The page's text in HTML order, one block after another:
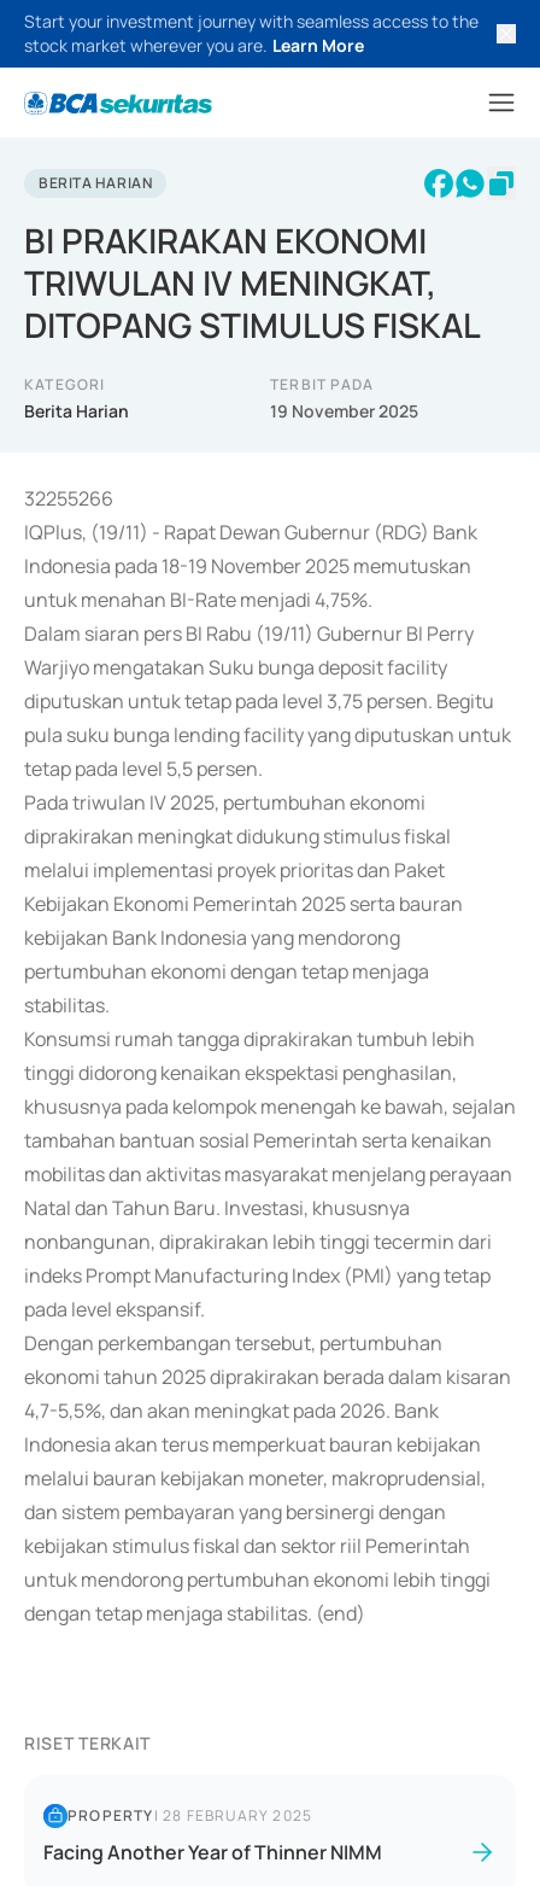
Start your investment journey with seamless access to the
stock market wherever you are. Learn More
BERITA HARIAN
BI PRAKIRAKAN EKONOMI
TRIWULAN IV MENINGKAT,
DITOPANG STIMULUS FISKAL
KATEGORI
Berita Harian
TERBIT PADA
19 November 2025
32255266
IQPlus, (19/11) - Rapat Dewan Gubernur (RDG) Bank
Indonesia pada 18-19 November 2025 memutuskan
untuk menahan BI-Rate menjadi 4,75%.
Dalam siaran pers BI Rabu (19/11) Gubernur BI Perry
Warjiyo mengatakan Suku bunga deposit facility
diputuskan untuk tetap pada level 3,75 persen. Begitu
pula suku bunga lending facility yang diputuskan untuk
tetap pada level 5,5 persen.
Pada triwulan IV 2025, pertumbuhan ekonomi
diprakirakan meningkat didukung stimulus fiskal
melalui implementasi proyek prioritas dan Paket
Kebijakan Ekonomi Pemerintah 2025 serta bauran
kebijakan Bank Indonesia yang mendorong
pertumbuhan ekonomi dengan tetap menjaga
stabilitas.
Konsumsi rumah tangga diprakirakan tumbuh lebih
tinggi didorong kenaikan ekspektasi penghasilan,
khususnya pada kelompok menengah ke bawah, sejalan
tambahan bantuan sosial Pemerintah serta kenaikan
mobilitas dan aktivitas masyarakat menjelang perayaan
Natal dan Tahun Baru. Investasi, khususnya
nonbangunan, diprakirakan lebih tinggi tecermin dari
indeks Prompt Manufacturing Index (PMI) yang tetap
pada level ekspansif.
Dengan perkembangan tersebut, pertumbuhan
ekonomi tahun 2025 diprakirakan berada dalam kisaran
4,7-5,5%, dan akan meningkat pada 2026. Bank
Indonesia akan terus memperkuat bauran kebijakan
melalui bauran kebijakan moneter, makroprudensial,
dan sistem pembayaran yang bersinergi dengan
kebijakan stimulus fiskal dan sektor riil Pemerintah
untuk mendorong pertumbuhan ekonomi lebih tinggi
dengan tetap menjaga stabilitas. (end)
RISET TERKAIT
PROPERTY|28 FEBRUARY 2025
Facing Another Year of Thinner NIMM